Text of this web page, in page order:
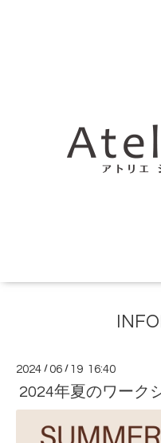
2024 /06 / 19 16:40
2024年夏のワーク